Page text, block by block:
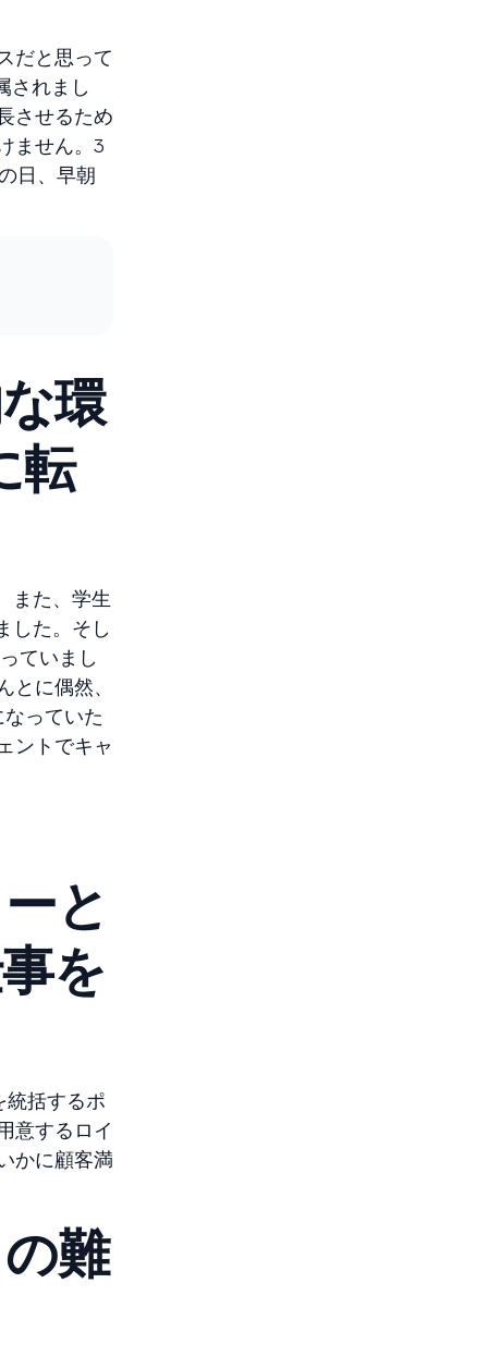
だと思って
されまし
させるため
ません。3
日、早朝
環
転
また、学生
した。そし
ていまし
に偶然、
っていた
ントでキャ
と
を
括するポ
意するロイ
かに顧客満
難